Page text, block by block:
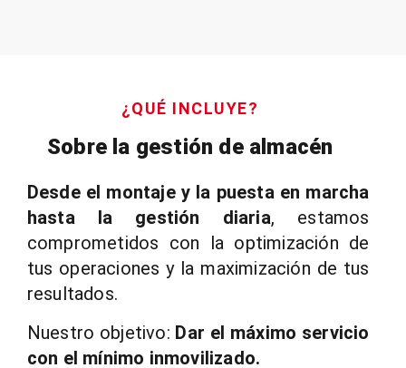
¿QUÉ INCLUYE?
Sobre la gestión de almacén
Desde el montaje y la puesta en marcha
hasta la gestión diaria, estamos
comprometidos con la optimización de
tus operaciones y la maximización de tus
resultados.
Nuestro objetivo: Dar el máximo servicio
con el mínimo inmovilizado.